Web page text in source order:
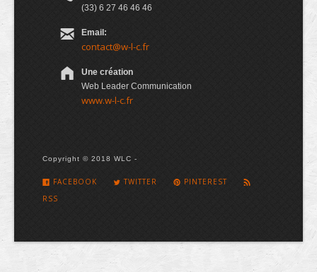
(33) 6 27 46 46 46
Email:
contact@w-l-c.fr
Une création
Web Leader Communication
www.w-l-c.fr
Copyright © 2018 WLC -
FACEBOOK TWITTER
PINTEREST
RSS